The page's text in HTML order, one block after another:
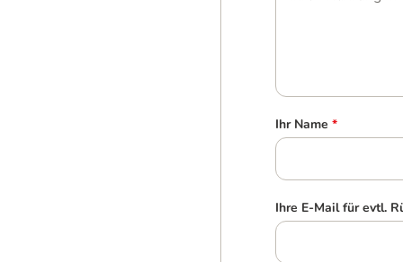
Ihr Name *
Ihre E-Mail für evtl.